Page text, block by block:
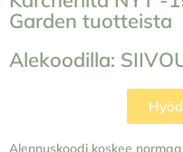
Garden tuotteista
Alekoodilla:
Alennuskoodi koskee